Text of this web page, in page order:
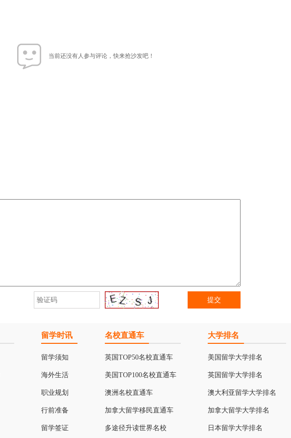
当前还没有人参与评论，快来抢沙发吧！
留学时讯
留学须知
海外生活
职业规划
行前准备
留学签证
名校直通车
英国TOP50名校直通车
美国TOP100名校直通车
澳洲名校直通车
加拿大留学移民直通车
多途径升读世界名校
大学排名
美国留学大学排名
英国留学大学排名
澳大利亚留学大学排名
加拿大留学大学排名
日本留学大学排名